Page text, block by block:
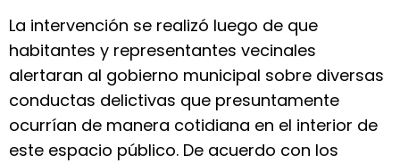
La intervención se realizó luego de que
habitantes y representantes vecinales
alertaran al gobierno municipal sobre diversas
conductas delictivas que presuntamente
ocurrían de manera cotidiana en el interior de
este espacio público. De acuerdo con los